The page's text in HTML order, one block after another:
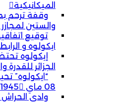
الميكانيكية
وقفة ترحم
والستين لمجازر 17 أكتوبر 1961
توقيع
ايكولوه و
إيكولوه
الجزائر للقدرة
“ايكولوه”
08 ماي 1945
وادي